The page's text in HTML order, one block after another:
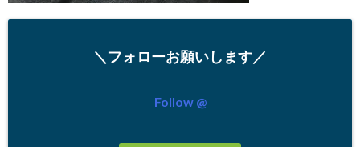
＼フォローお願いします／
Follow @